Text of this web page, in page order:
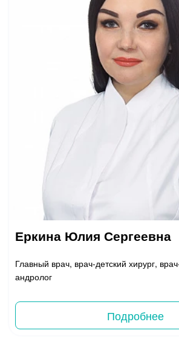
Еркина Юлия Сергеевна
Главный врач, врач-детский хирург,
андролог
Подробнее